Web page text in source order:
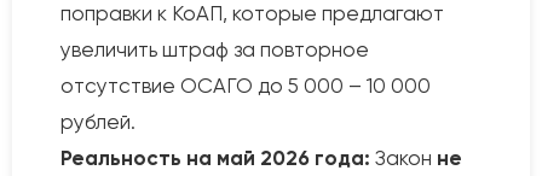
поправки к КоАП, которые предлагают
увеличить штраф за повторное
отсутствие ОСАГО до 5 000 – 10 000
рублей.
Реальность на май 2026 года: Закон не